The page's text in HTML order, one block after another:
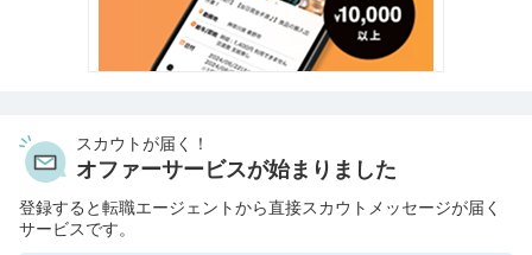
スカウトが届く！
オファーサービスが始まりました
登録すると転職エージェントから直接スカウトメッセージが届く
サービスです。